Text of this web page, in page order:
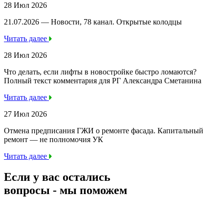
28 Июл 2026
21.07.2026 — Новости, 78 канал. Открытые колодцы
Читать далее
28 Июл 2026
Что делать, если лифты в новостройке быстро ломаются?
Полный текст комментария для РГ Александра Сметанина
Читать далее
27 Июл 2026
Отмена предписания ГЖИ о ремонте фасада. Капитальный
ремонт — не полномочия УК
Читать далее
Если у вас остались
вопросы - мы поможем